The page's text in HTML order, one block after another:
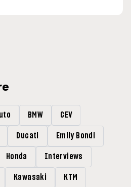
BMW CEV
Ducati Emily Bondi
Honda Interviews
Kawasaki KTM